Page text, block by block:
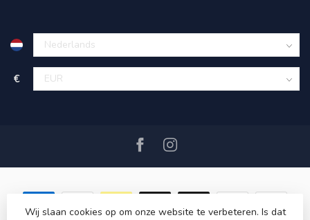
€
Wij slaan cookies op om onze website te verbeteren. Is dat